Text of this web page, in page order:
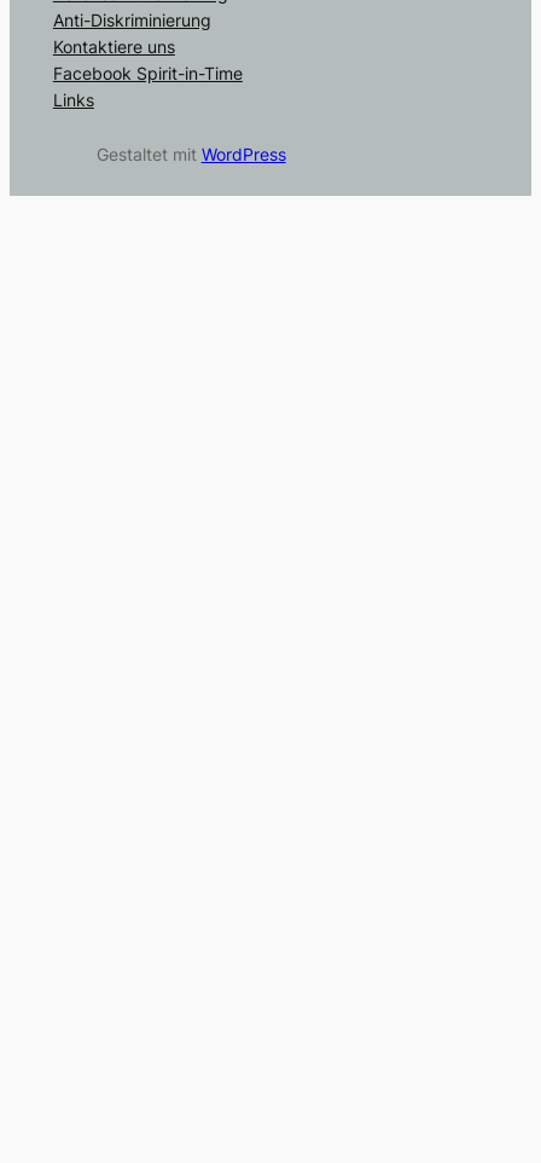
Anti-Diskriminierung
Kontaktiere uns
Facebook Spirit-in-Time
Links
Gestaltet mit WordPress